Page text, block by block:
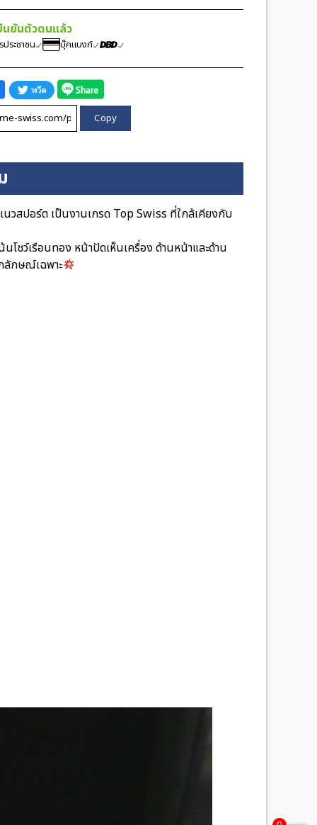
นยันตัวตนแล้ว
ระชาชน บุ๊คแบงก์
Copy
สปอร์ต เป็นงานเกรด Top Swiss ที่ใกล้เคียงกับ
โชว์เรือนทอง หน้าปัดเห็นเครื่อง ด้านหน้าและด้าน
ลักษณ์เฉพาะ